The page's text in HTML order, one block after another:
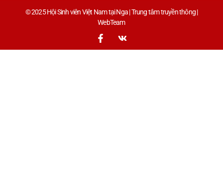
© 2025 Hội Sinh viên Việt Nam tại Nga | Trung tâm truyền thông |
WebTeam